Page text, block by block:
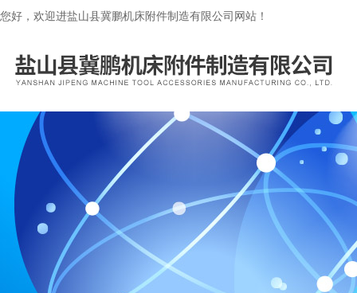
您好，欢迎进盐山县冀鹏机床附件制造有限公司网站！